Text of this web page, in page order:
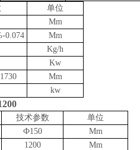
单位
Mm
0.074
Mm
Kg/h
Kw
Mm
kw
技术参数
单位
Ф150
Mm
1200
Mm